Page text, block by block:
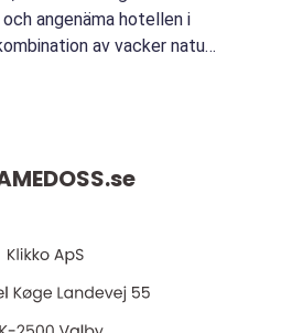
angenäma hotellen i
av vacker natur,
se